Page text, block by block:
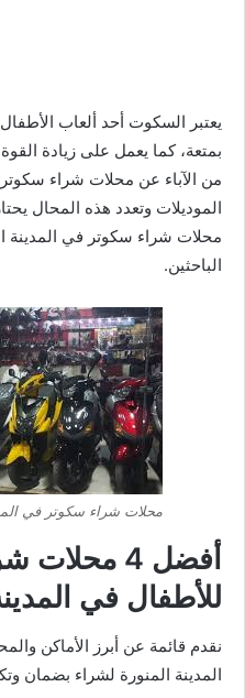
يعتبر السكوت أحد ألعاب
بمتعة، كما يعمل على زيادة
من الآباء عن محلات شراء سكوتر
محلات شراء سكوتر في المدينة
الباحثين.
محلات شراء سكوتر في
أفضل 4
للأطفال في
نقدم قائمة عن أبرز الأماكن
المدينة المنورة لشراء بضمان